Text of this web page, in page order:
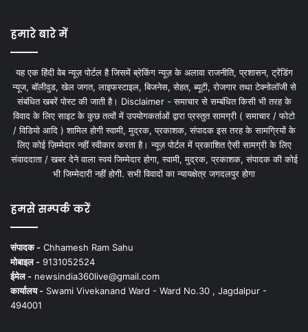
हमारे बारे में
यह एक हिंदी वेब न्यूज़ पोर्टल है जिसमें ब्रेकिंग न्यूज़ के अलावा राजनीति, प्रशासन, ट्रेंडिंग
न्यूज, बॉलीवुड, खेल जगत, लाइफस्टाइल, बिजनेस, सेहत, ब्यूटी, रोजगार तथा टेक्नोलॉजी से
संबंधित खबरें पोस्ट की जाती है। Disclaimer - समाचार से सम्बंधित किसी भी तरह के
विवाद के लिए साइट के कुछ तत्वों में उपयोगकर्ताओं द्वारा प्रस्तुत सामग्री ( समाचार / फोटो
/ विडियो आदि ) शामिल होगी स्वामी, मुद्रक, प्रकाशक, संपादक इस तरह के सामग्रियों के
लिए कोई ज़िम्मेदार नहीं स्वीकार करता है। न्यूज़ पोर्टल में प्रकाशित ऐसी सामग्री के लिए
संवाददाता / खबर देने वाला स्वयं जिम्मेदार होगा, स्वामी, मुद्रक, प्रकाशक, संपादक की कोई
भी जिम्मेदारी नहीं होगी. सभी विवादों का न्यायक्षेत्र जगदलपुर होगा
हमसे सम्पर्क करें
संपादक - Chhamesh Ram Sahu
मोबाइल - 9131052524
ईमेल - newsindia360live@gmail.com
कार्यालय - Swami Vivekanand Ward - Ward No.30 , Jagdalpur -
494001